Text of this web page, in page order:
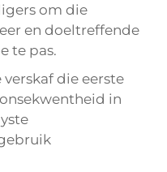
om die
en doeltreffende
te pas.
die eerste
in